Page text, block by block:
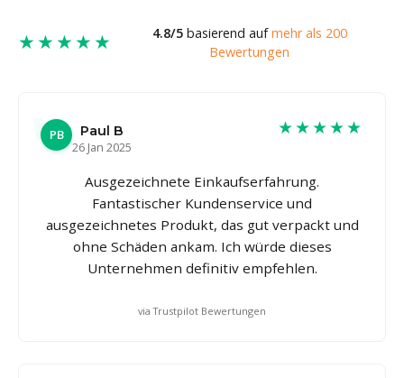
★★★★★ 4.8/5basierend aufmehr als 200
Bewertungen
PB
Paul B
26 Jan 2025
★★★★★
Ausgezeichnete Einkaufserfahrung.
Fantastischer Kundenservice und
ausgezeichnetes Produkt, das gut verpackt und
ohne Schäden ankam. Ich würde dieses
Unternehmen definitiv empfehlen.
via Trustpilot Bewertungen